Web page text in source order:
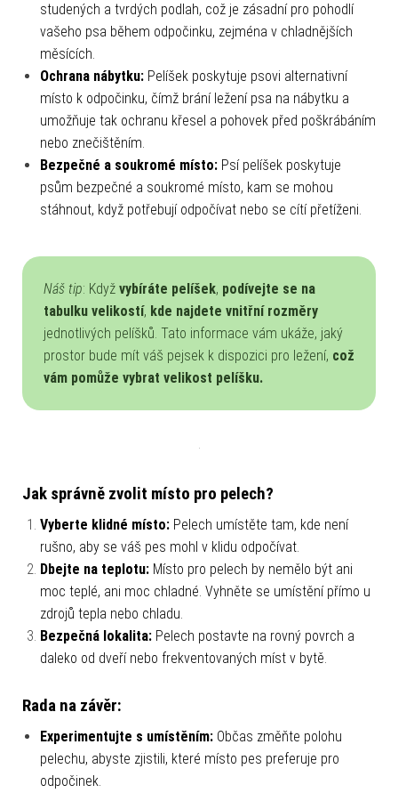
studených a tvrdých podlah, což je zásadní pro pohodlí
vašeho psa během odpočinku, zejména v chladnějších
měsících.
Ochrana nábytku: Pelíšek poskytuje psovi alternativní
místo k odpočinku, čímž brání ležení psa na nábytku a
umožňuje tak ochranu křesel a pohovek před poškrábáním
nebo znečištěním.
Bezpečné a soukromé místo: Psí pelíšek poskytuje
psům bezpečné a soukromé místo, kam se mohou
stáhnout, když potřebují odpočívat nebo se cítí přetíženi.
Náš tip: Když vybíráte pelíšek, podívejte se na
tabulku velikostí, kde najdete vnitřní rozměry
jednotlivých pelíšků. Tato informace vám ukáže, jaký
prostor bude mít váš pejsek k dispozici pro ležení, což
vám pomůže vybrat velikost pelíšku.
Jak správně zvolit místo pro pelech?
Vyberte klidné místo: Pelech umístěte tam, kde není
rušno, aby se váš pes mohl v klidu odpočívat.
Dbejte na teplotu: Místo pro pelech by nemělo být ani
moc teplé, ani moc chladné. Vyhněte se umístění přímo u
zdrojů tepla nebo chladu.
Bezpečná lokalita: Pelech postavte na rovný povrch a
daleko od dveří nebo frekventovaných míst v bytě.
Rada na závěr:
Experimentujte s umístěním: Občas změňte polohu
pelechu, abyste zjistili, které místo pes preferuje pro
odpočinek.